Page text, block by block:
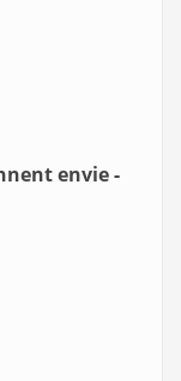
envie -